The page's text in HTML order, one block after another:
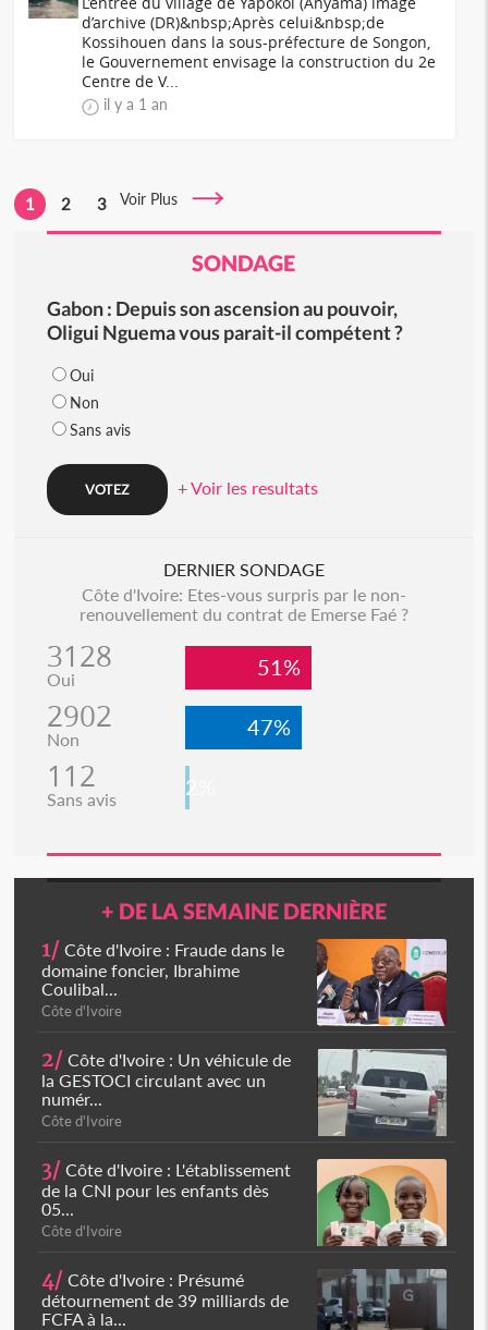
d’archive (DR)&nbsp;Après celui&nbsp;de
Kossihouen dans la sous-préfecture de Songon,
le Gouvernement envisage la construction du 2e
Centre de V...
il y a 1 an
1 2 3 Voir Plus
SONDAGE
Gabon : Depuis son ascension au pouvoir,
Oligui Nguema vous parait-il compétent ?
Oui
Non
Sans avis
+ Voir les resultats
DERNIER SONDAGE
Côte d'Ivoire: Etes-vous surpris par le non-
renouvellement du contrat de Emerse Faé ?
3128
Oui 51%
2902
Non 47%
112
Sans avis 2%
+ DE LA SEMAINE DERNIÈRE
1/ Côte d'Ivoire : Fraude dans le
domaine foncier, Ibrahime
Coulibal...
Côte d'Ivoire
2/ Côte d'Ivoire : Un véhicule de
la GESTOCI circulant avec un
numér...
Côte d'Ivoire
3/ Côte d'Ivoire : L'établissement
de la CNI pour les enfants dès
05...
Côte d'Ivoire
4/ Côte d'Ivoire : Présumé
détournement de 39 milliards de
FCFA à la...